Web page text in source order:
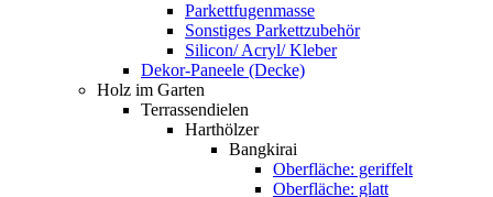
Parkettfugenmasse
Sonstiges Parkettzubehör
Silicon/ Acryl/ Kleber
Dekor-Paneele (Decke)
Holz im Garten
Terrassendielen
Harthölzer
Bangkirai
Oberfläche: geriffelt
Oberfläche: glatt